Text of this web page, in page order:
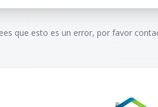
que esto es un error, por favor